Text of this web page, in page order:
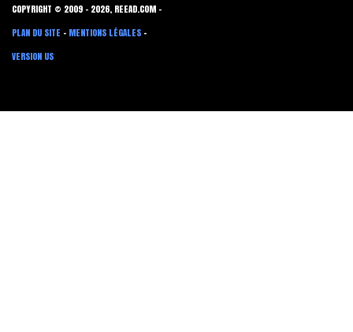
COPYRIGHT © 2009 - 2026, REEAD.COM -
PLAN DU SITE - MENTIONS LÉGALES -
VERSION US